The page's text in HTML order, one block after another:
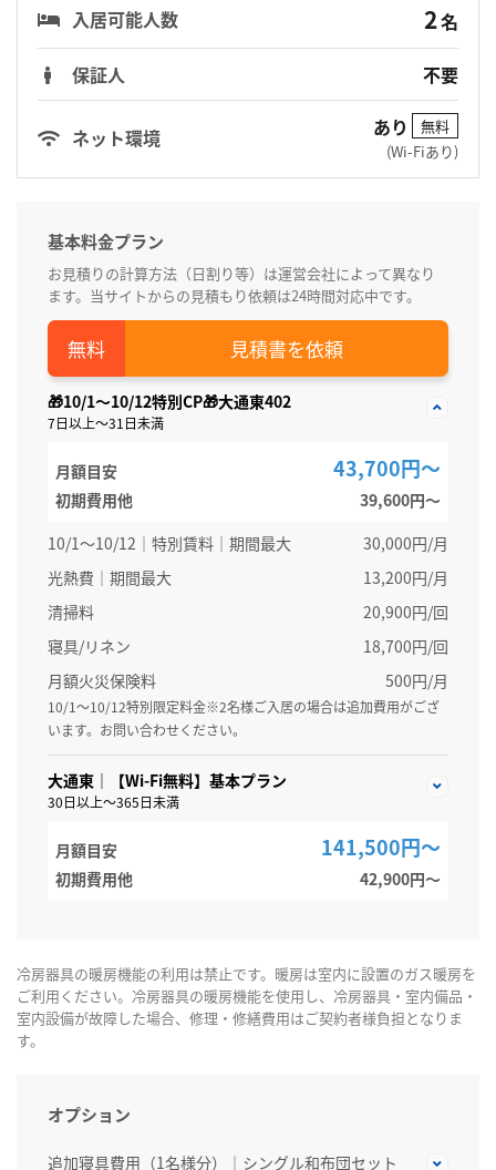
入居可能人数 2名
保証人
不要
ネット環境 あり
無料
(Wi-Fiあり)
基本料金プラン
お見積りの計算方法（日割り等）は運営会社によって異なり
ます。当サイトからの見積もり依頼は24時間対応中です。
見積書を依頼
🎁10/1～10/12特別CP🎁大通東402
7日以上～31日未満
月額目安 43,700円～
初期費用他
39,600円〜
10/1～10/12｜特別賃料｜期間最大
30,000円/月
光熱費｜期間最大
13,200円/月
清掃料
20,900円/回
寝具/リネン
18,700円/回
月額火災保険料
500円/月
10/1～10/12特別限定料金※2名様ご入居の場合は追加費用がござ
います。お問い合わせください。
大通東｜【Wi-Fi無料】基本プラン
30日以上～365日未満
月額目安 141,500円～
初期費用他 42,900円〜
冷房器具の暖房機能の利用は禁止です。暖房は室内に設置のガス暖房を
ご利用ください。冷房器具の暖房機能を使用し、冷房器具・室内備品・
室内設備が故障した場合、修理・修繕費用はご契約者様負担となりま
す。
オプション
追加寝具費用（1名様分）｜シングル和布団セット